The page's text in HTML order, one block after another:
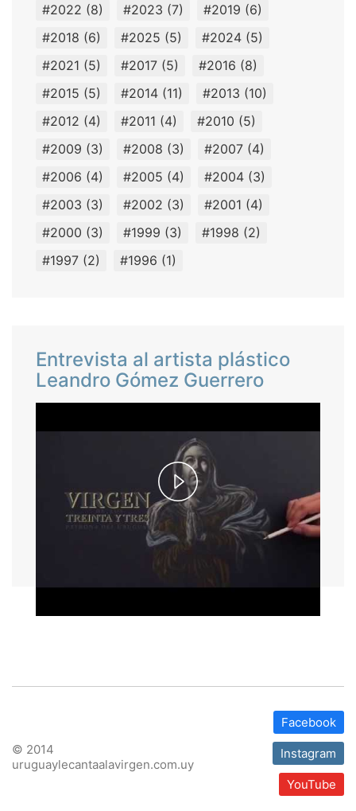
#2022 (8) #2023 (7) #2019 (6)
#2018 (6) #2025 (5) #2024 (5)
#2021 (5) #2017 (5) #2016 (8)
#2015 (5) #2014 (11) #2013 (10)
#2012 (4) #2011 (4) #2010 (5)
#2009 (3) #2008 (3) #2007 (4)
#2006 (4) #2005 (4) #2004 (3)
#2003 (3) #2002 (3) #2001 (4)
#2000 (3) #1999 (3) #1998 (2)
#1997 (2) #1996 (1)
Entrevista al artista plástico
Leandro Gómez Guerrero
Play
Video
Facebook
Instagram
YouTube
© 2014
uruguaylecantaalavirgen.com.uy